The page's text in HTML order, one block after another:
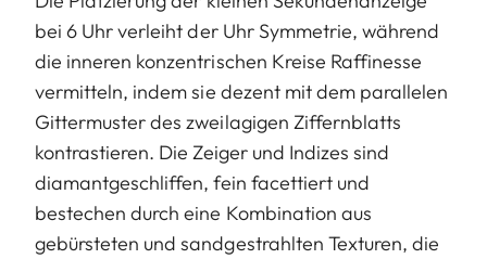
bei 6 Uhr verleiht der Uhr Symmetrie, während
die inneren konzentrischen Kreise Raffinesse
vermitteln, indem sie dezent mit dem parallelen
Gittermuster des zweilagigen Ziffernblatts
kontrastieren. Die Zeiger und Indizes sind
diamantgeschliffen, fein facettiert und
bestechen durch eine Kombination aus
gebürsteten und sandgestrahlten Texturen, die